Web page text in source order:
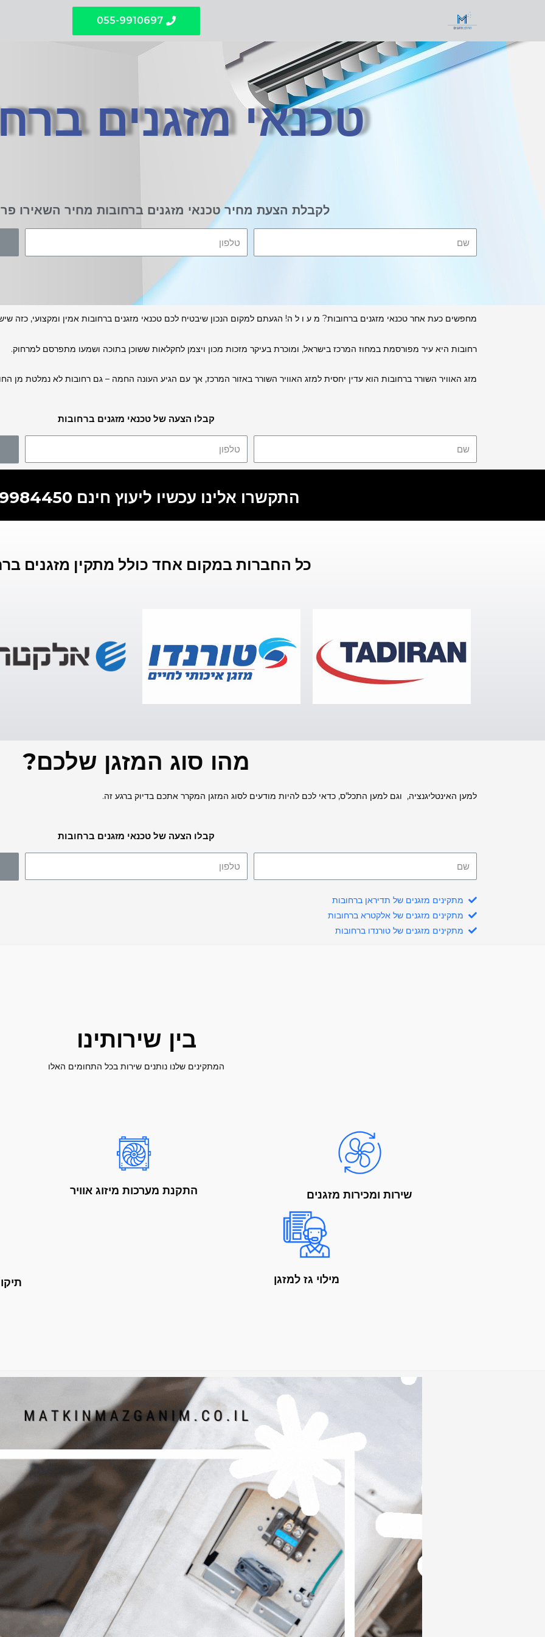
055-9910697
טכנאי מזגנים
לקבלת הצעת מחיר טכנאי מזגנים ברחובות מחיר השאירו
מחפשים כעת אחר טכנאי מזגנים ברחובות? מ ע ו ל ה! הגעתם למקום הנכון שיבטיח לכם טכנאי מזגנים ברחובות אמין ומקצועי, כזה
רחובות היא עיר מפורסמת במחוז המרכז בישראל, ומוכרת בעיקר מזכות מכון ויצמן לחקלאות ששוכן בתוכה ושמעו מתפרסם למרחוק.
מזג האוויר השורר ברחובות הוא עדין יחסית למזג האוויר השורר באזור המרכז, אך עם הגיע העונה החמה – גם רחובות לא נמלטת מן
קבלו הצעה של טכנאי מזגנים ברחובות
התקשרו אלינו עכשיו ליעוץ חינם 055-9984450
כל החברות במקום אחד כולל מתקין מזגנים
מהו סוג המזגן שלכם?
למען האינטליגנציה, וגם למען התכל'ס, כדאי לכם להיות מודעים לסוג המזגן המקרר אתכם בדיוק ברגע זה.
קבלו הצעה של טכנאי מזגנים ברחובות
מתקינים מזגנים של תדיראן ברחובות
מתקינים מזגנים של אלקטרא ברחובות
מתקינים מזגנים של טורנדו ברחובות
בין שירותינו
המתקינים שלנו נותנים שירות בכל התחומים האלו
שירות ומכירות מזגנים התקנת מערכות מיזוג אוויר
מילוי גז למזגן